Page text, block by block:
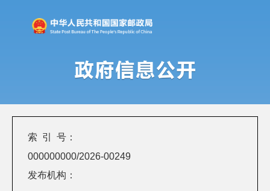
索 引 号：
000000000/2026-00249
发布机构：